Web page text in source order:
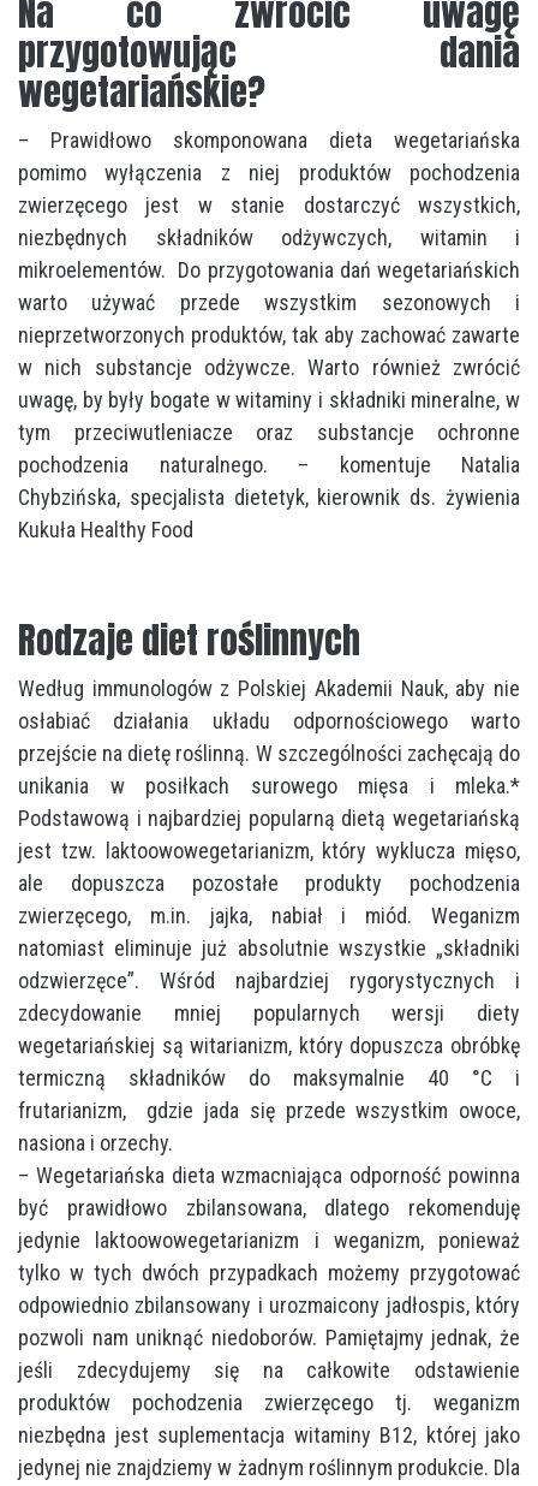
Na co zwrócić uwagę
przygotowując dania
wegetariańskie?
– Prawidłowo skomponowana dieta wegetariańska
pomimo wyłączenia z niej produktów pochodzenia
zwierzęcego jest w stanie dostarczyć wszystkich,
niezbędnych składników odżywczych, witamin i
mikroelementów. Do przygotowania dań wegetariańskich
warto używać przede wszystkim sezonowych i
nieprzetworzonych produktów, tak aby zachować zawarte
w nich substancje odżywcze. Warto również zwrócić
uwagę, by były bogate w witaminy i składniki mineralne, w
tym przeciwutleniacze oraz substancje ochronne
pochodzenia naturalnego. – komentuje Natalia
Chybzińska, specjalista dietetyk, kierownik ds. żywienia
Kukuła Healthy Food
Rodzaje diet roślinnych
Według immunologów z Polskiej Akademii Nauk, aby nie
osłabiać działania układu odpornościowego warto
przejście na dietę roślinną. W szczególności zachęcają do
unikania w posiłkach surowego mięsa i mleka.*
Podstawową i najbardziej popularną dietą wegetariańską
jest tzw. laktoowowegetarianizm, który wyklucza mięso,
ale dopuszcza pozostałe produkty pochodzenia
zwierzęcego, m.in. jajka, nabiał i miód. Weganizm
natomiast eliminuje już absolutnie wszystkie „składniki
odzwierzęce”. Wśród najbardziej rygorystycznych i
zdecydowanie mniej popularnych wersji diety
wegetariańskiej są witarianizm, który dopuszcza obróbkę
termiczną składników do maksymalnie 40 °C i
frutarianizm, gdzie jada się przede wszystkim owoce,
nasiona i orzechy.
– Wegetariańska dieta wzmacniająca odporność powinna
być prawidłowo zbilansowana, dlatego rekomenduję
jedynie laktoowowegetarianizm i weganizm, ponieważ
tylko w tych dwóch przypadkach możemy przygotować
odpowiednio zbilansowany i urozmaicony jadłospis, który
pozwoli nam uniknąć niedoborów. Pamiętajmy jednak, że
jeśli zdecydujemy się na całkowite odstawienie
produktów pochodzenia zwierzęcego tj. weganizm
niezbędna jest suplementacja witaminy B12, której jako
jedynej nie znajdziemy w żadnym roślinnym produkcie. Dla